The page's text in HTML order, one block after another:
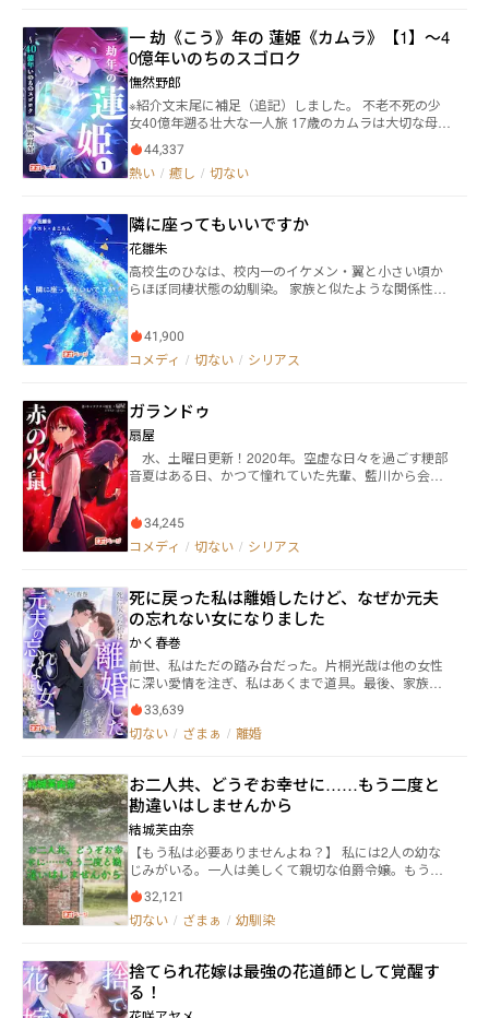
い。」と告げられる。 陽向（ひなた）は駅中の人気カ
フェで働いている２０歳。 物心ついた頃から男の子
しか好きになれない自分。本当にゲイなのか、男に抱
かれたいのか、思い切って出会い系アプリに登録す
る。 この人なら、割り切ってセックスだけしてくれそ
う、とAKITOに連絡をする。 ほとんど一目惚れだっ
た。 一夜限りだと諦めてた…そんな相手に関係を続
けたいと言われる。何度も身体を重ねるうちに好きな
気持ちがどんどん膨らんでくる。でも、相手は恋人が
好きな相手に身体だけと思われている辛さに耐えられ
なくなり「今日で会うのはおしまいにしたい。最後に
抱いて欲しい。」と告げる。
んだ。 国は冒険者を管理するために、ついでに納税
してもらう為に冒険者ギルドを設立した。 そんな世
界で、ギルドの職員をする男。 だが、男の働くギル
ドはブラックどころか超ブラック。 ワンオペで働き
続けた男はついに、辞めることにしたようだ。 男が
辞めたことによる影響、辞めた男の行動による影響。
影響は伝播し様々な影響を生む。 その伝播して行
く影響の果てにある、結果とは。 続編の契約連載開
始！ 『他の作品』欄から是非！ ※閲覧モードは原稿
この物語は、法律・法令に反する行為を容認・推奨す
るものではありません。
一 劫《こう》年の 蓮姫《カムラ》【1】～4
0億年いのちのスゴロク
憮然野郎
※紹介文末尾に補足（追記）しました。 不老不死の少
女40億年遡る壮大な一人旅 17歳のカムラは大切な母に
ひどい言葉を言い後悔していました。そんな中彼女は
不思議な薬を飲みます。それは永遠に若くいられるけ
ど40億年遡り永遠に生きる呪いの薬でした。 カムラは
て些細なすれ違いから疎遠になった大切な親友の少女
の事を片時も忘れたことはありませんでした。 カムラ
は神様からの罰でこんな場所に放り出されたのかもし
れません。 カムラはサイコロを振りながら、いろんな
時代を旅することになりました。恐竜がいる時代、人
き来します。 その旅の中で、カムラは素敵な風景を見
たり、いろんな時代の愉快な仲間たちと出会ったりし
ます。 でも、永遠の命はずっと一人でいることも意味
とになるのです。 カムラはこの長い旅の中で、自分自
身と向き合い、世界の本当のことを知ろうとします。
これはただ逃げるための旅ではなく、自分の心の平穏
を見つけるための旅でもあります。 カムラはこの呪い
から逃れ、母親、そして親友の女の子に謝って、本当
ごとに分割しやすい構成になっています。 「不老不死
× 40億年の旅」という壮大なSF設定を持ちながら、読
者が毎日の隙間時間でも負担なく読み進められるよ
しています。 カムラが旅の中で出会う“時代ごとの仲間
たち”や“別れの積み重ね”は、世界観の奥行きを支えつ
つ、物語の核である 家族への後悔、親友とのすれ違
い、そして心の再生 という普遍的なテーマへと収束し
ます。 そのため、壮大な世界観を持ちながらも、 青春
ドラマ・家族ドラマの棚に自然に置ける感情中心の作
【類似する読後感】 • Key作品（喪失と再生／壮大な時
間スケール／感情の回復）
44,337
熱い / 癒し / 切ない
隣に座ってもいいですか
花雛朱
高校生のひなは、校内一のイケメン・翼と小さい頃か
らほぼ同棲状態の幼馴染。 家族と似たような関係性な
青春ラブコメディ。
41,900
コメディ / 切ない / シリアス
ガランドゥ
扇屋
水、土曜日更新！2020年。空虚な日々を過ごす粳部
音夏はある日、かつて憧れていた先輩、藍川から会い
と言われる。しかしその夜、二人は街を喰らう異形の
怪異に襲われ、彼女は命を奪われかける。藍川は人外
に入れて…… 藍川の正体は何なのか。粳部に宿った
力とは。 これは180年に渡るおとぎ話。 第2部
『赤の火鼠』が連載中！ ガランドゥのHP→https://ougi
ya.jimdofree.com/ カクヨム版→https://kakuyomu.jp/wo
rks/16818093094498790037 小説家になろう版→http
s://ncode.syosetu.com/n9447kc/
34,245
コメディ / 切ない / シリアス
死に戻った私は離婚したけど、なぜか元夫
の忘れない女になりました
かく春巻
前世、私はただの踏み台だった。片桐光哉は他の女性
に深い愛情を注ぎ、私はあくまで道具。最後、家族を
失い、悲惨な結末を迎えることになった。 死に戻り、
私は彼への愛を捨て、何も聞かず、何も見ず、ただ光
哉が離婚を切り出すのを待っていた。しかし、事態は
さらに私が浮気をしていないか心配しているの！？
「信じるかどうか分からないけど、近い将来、あなた
は私が消えてくれることを願うようになるわ」 「寝言
は寝てから言え。お前は俺と死ぬまでお互いを苦しめ
合うだろう。」 私はため息をついた。転生者としての
自信があったから、光哉はきっとすぐに真実の愛に出
会うだろうと思っていた。そして、ついに彼とその女
性が出会った。私は自由を手に入れるまで、あと一歩
だと思った。 ところが、彼は淡々とこの言葉を口にし
ます私に執着し、運命の人さえも捨てた！？ 作品をお
読みいただきありがとうございます。こちらの小説を
大幅に修正しました。 よろしくお願いいたします。
33,639
切ない / ざまぁ / 離婚
お二人共、どうぞお幸せに……もう二度と
勘違いはしませんから
結城芙由奈
【もう私は必要ありませんよね？】 私には2人の幼な
じみがいる。一人は美しくて親切な伯爵令嬢。もう一
人は笑顔が素敵で穏やかな伯爵令息。 その一方、私は
貴族とは名ばかりのしがない男爵家出身だった。けれ
ど2人は身分差に関係なく私に優しく接してくれるとて
ければならない自体に陥る。幼い弟は父の知り合いに
引き取られることになったが、私は住む場所を失って
しまう。 そんな矢先、幼なじみの彼に「一生、面倒を
32,121
切ない / ざまぁ / 幼馴染
捨てられ花嫁は最強の花道師として覚醒す
る！